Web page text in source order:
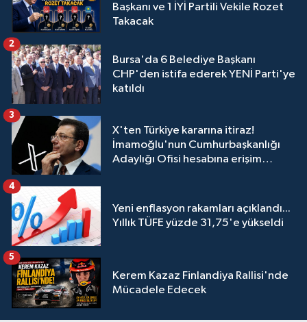
Başkanı ve 1 İYİ Partili Vekile Rozet
Takacak
Bursa'da 6 Belediye Başkanı
CHP'den istifa ederek YENİ Parti'ye
katıldı
2
X'ten Türkiye kararına itiraz!
İmamoğlu'nun Cumhurbaşkanlığı
Adaylığı Ofisi hesabına erişim
3
Yeni enflasyon rakamları açıklandı...
Yıllık TÜFE yüzde 31,75'e yükseldi
4
Kerem Kazaz Finlandiya Rallisi'nde
Mücadele Edecek
5